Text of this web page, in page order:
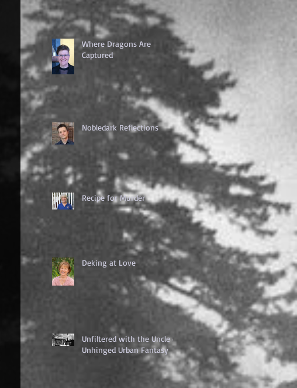
Where Dragons Are
Captured
Nobledark Reflections
Recipe for Murder
Deking at Love
Unfiltered with the Uncle of
Unhinged Urban Fantasy